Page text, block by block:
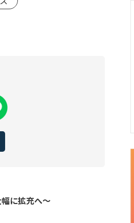
に拡充へ～